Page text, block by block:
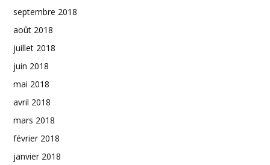
septembre 2018
août 2018
juillet 2018
juin 2018
mai 2018
avril 2018
mars 2018
février 2018
janvier 2018